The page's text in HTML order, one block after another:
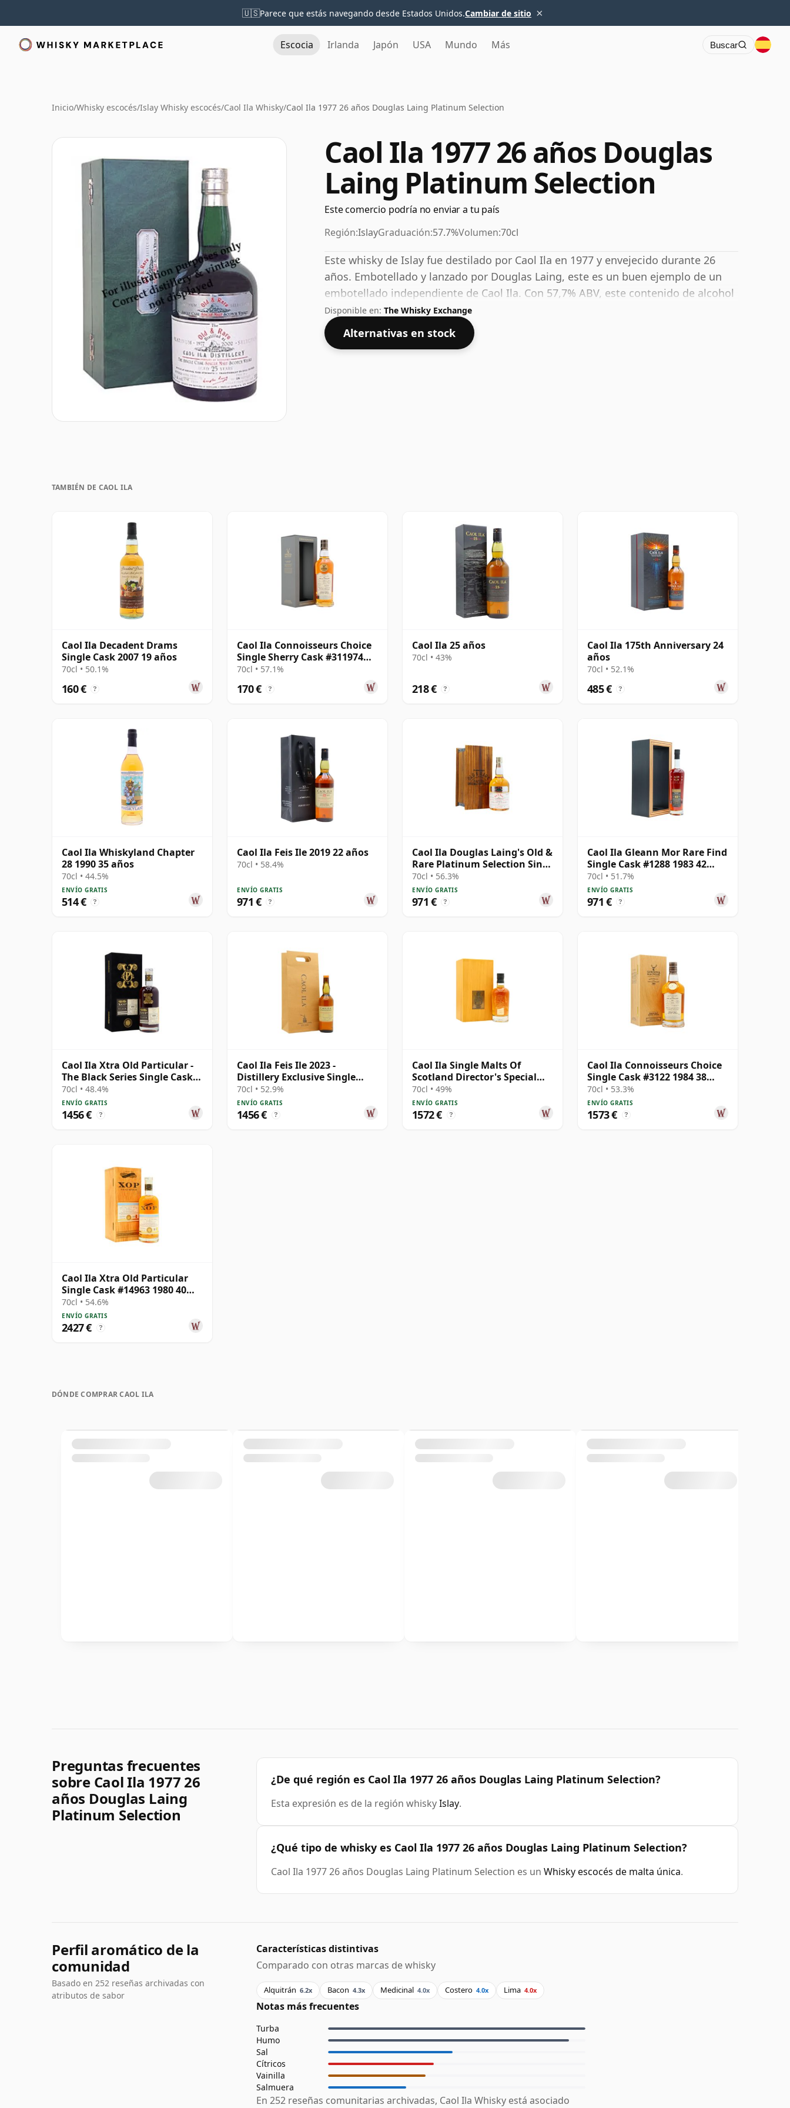
🇺🇸Parece que estás navegando desde Estados Unidos.Cambiar de sitio ×
Escocia Irlanda Japón USA Mundo Más Buscar
Inicio/Whisky escocés/Islay Whisky escocés/Caol Ila Whisky/Caol Ila 1977 26 años Douglas Laing Platinum Selection
Caol Ila 1977 26 años Douglas
Laing Platinum Selection
Este comercio podría no enviar a tu país
Región:IslayGraduación:57.7%Volumen:70cl
Este whisky de Islay fue destilado por Caol Ila en 1977 y envejecido durante 26
años. Embotellado y lanzado por Douglas Laing, este es un buen ejemplo de un
embotellado independiente de Caol Ila. Con 57,7% ABV, este contenido de alcohol
es más que aceptable. Embotellado en el tamaño estándar de 70 cl.
Disponible en: The Whisky Exchange
Alternativas en stock
TAMBIÉN DE CAOL ILA
Caol Ila Decadent Drams
Single Cask 2007 19 años
70cl • 50.1%
160 € ?
Caol Ila Connoisseurs Choice
Single Sherry Cask #311974
2007 17 años
70cl • 57.1%
170 € ?
Caol Ila 25 años
70cl • 43%
218 € ?
Caol Ila 175th Anniversary 24
años
70cl • 52.1%
485 € ?
Caol Ila Whiskyland Chapter
28 1990 35 años
70cl • 44.5%
ENVÍO GRATIS
514 € ?
Caol Ila Feis Ile 2019 22 años
70cl • 58.4%
ENVÍO GRATIS
971 € ?
Caol Ila Douglas Laing's Old &
Rare Platinum Selection Sing
1984 25 años
70cl • 56.3%
ENVÍO GRATIS
971 € ?
Caol Ila Gleann Mor Rare Find
Single Cask #1288 1983 42
años
70cl • 51.7%
ENVÍO GRATIS
971 € ?
Caol Ila Xtra Old Particular -
The Black Series Single Cask
1991 30 años
70cl • 48.4%
ENVÍO GRATIS
1456 € ?
Caol Ila Feis Ile 2023 -
Distillery Exclusive Single
Cask # 20 años
70cl • 52.9%
ENVÍO GRATIS
1456 € ?
Caol Ila Single Malts Of
Scotland Director's Special
Scotch 40 años
70cl • 49%
ENVÍO GRATIS
1572 € ?
Caol Ila Connoisseurs Choice
Single Cask #3122 1984 38
años
70cl • 53.3%
ENVÍO GRATIS
1573 € ?
Caol Ila Xtra Old Particular
Single Cask #14963 1980 40
años
70cl • 54.6%
ENVÍO GRATIS
2427 € ?
DÓNDE COMPRAR CAOL ILA
Preguntas frecuentes
sobre Caol Ila 1977 26
años Douglas Laing
Platinum Selection
¿De qué región es Caol Ila 1977 26 años Douglas Laing Platinum Selection?
Esta expresión es de la región whiskyIslay.
¿Qué tipo de whisky es Caol Ila 1977 26 años Douglas Laing Platinum Selection?
Caol Ila 1977 26 años Douglas Laing Platinum Selection es un Whisky escocés de malta única.
Perfil aromático de la
comunidad
Basado en 252 reseñas archivadas con
atributos de sabor
Características distintivas
Comparado con otras marcas de whisky
Alquitrán 6.2x Bacon 4.3x Medicinal 4.0x Costero 4.0x Lima 4.0x
Notas más frecuentes
Turba
Humo
Sal
Cítricos
Vainilla
Salmuera
En 252 reseñas comunitarias archivadas, Caol Ila Whisky está asociado